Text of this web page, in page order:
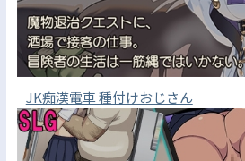
JK痴漢電車 種付けおじさん